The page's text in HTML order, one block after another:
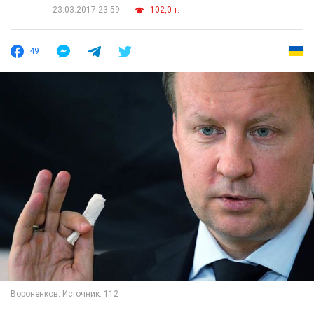
23.03.2017 23:59
102,0 т.
49